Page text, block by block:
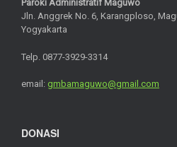
Paroki Administratif Maguwo
Jln. Anggrek No. 6, Karangploso,
Yogyakarta
Telp. 0877-3929-3314
email: gmbamaguwo@gmail.com
DONASI